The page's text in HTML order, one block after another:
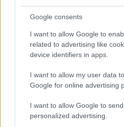
Google consents
I want to allow Google to
related to advertising like
device identifiers in apps.
I want to allow my user data
Google for online advertising
I want to allow Google to
personalized advertising.
finito sulla gogna mediatica
parte. Certo è forte, e’ bravo, e’
questo può non bastare.
Rispondi
Carica altri